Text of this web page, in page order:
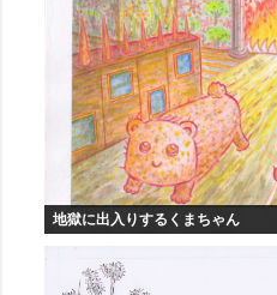
地獄に出入りするくまちゃん